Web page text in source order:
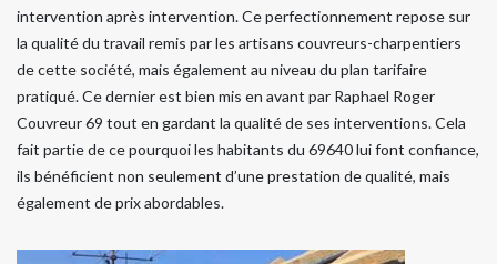
intervention après intervention. Ce perfectionnement repose sur
la qualité du travail remis par les artisans couvreurs-charpentiers
de cette société, mais également au niveau du plan tarifaire
pratiqué. Ce dernier est bien mis en avant par Raphael Roger
Couvreur 69 tout en gardant la qualité de ses interventions. Cela
fait partie de ce pourquoi les habitants du 69640 lui font confiance,
ils bénéficient non seulement d’une prestation de qualité, mais
également de prix abordables.